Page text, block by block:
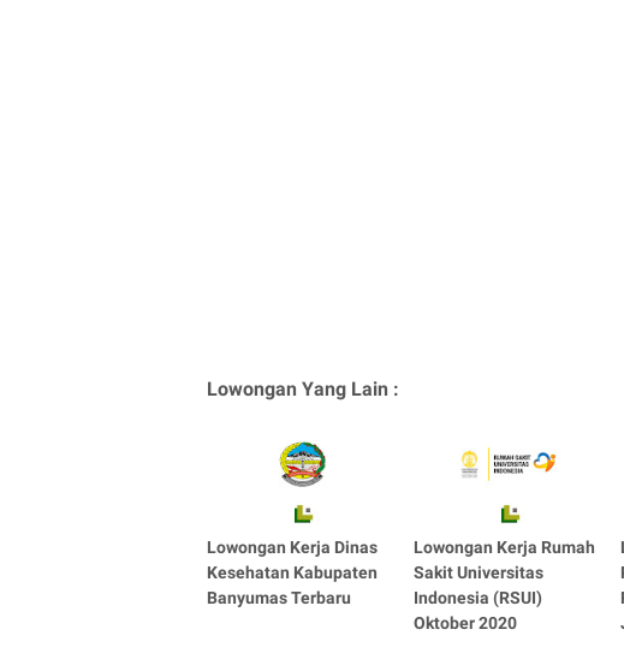
Lowongan Yang Lain :
Lowongan Kerja Dinas
Kesehatan Kabupaten
Banyumas Terbaru
Lowongan Kerja Rumah
Sakit Universitas
Indonesia (RSUI)
Oktober 2020